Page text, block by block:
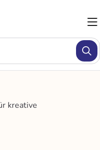
kreative